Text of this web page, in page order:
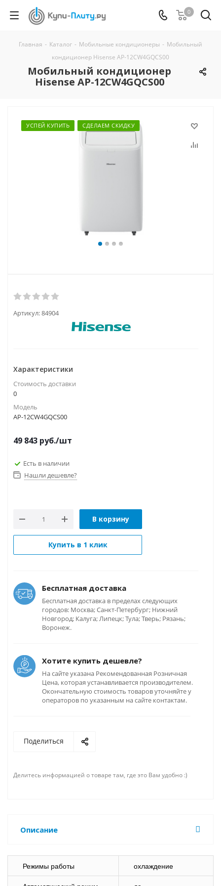
0
Главная - Каталог - Мобильные кондиционеры - Мобильный
кондиционер Hisense AP-12CW4GQCS00
Мобильный кондиционер
Hisense AP-12CW4GQCS00
УСПЕЙ КУПИТЬ СДЕЛАЕМ СКИДКУ
Артикул:84904
Характеристики
Стоимость доставки
0
Модель
AP-12CW4GQCS00
49 843 руб./шт
Есть в наличии
Нашли дешевле?
В корзину
Купить в 1 клик
Бесплатная доставка
Бесплатная доставка в пределах следующих
городов: Москва; Санкт-Петербург; Нижний
Новгород; Калуга; Липецк; Тула; Тверь; Рязань;
Воронеж.
Хотите купить дешевле?
На сайте указана Рекомендованная Розничная
Цена, которая устанавливается производителем.
Окончательную стоимость товаров уточняйте у
операторов по указанным на сайте контактам.
Поделиться
Делитесь информацией о товаре там, где это Вам удобно :)
Описание
Режимы работы охлаждение